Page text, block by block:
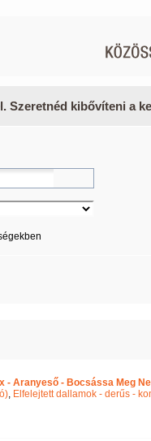
Szeretnéd kibővíteni a
- Aranyeső - Bocsássa Meg
, Elfelejtett dallamok - derűs -